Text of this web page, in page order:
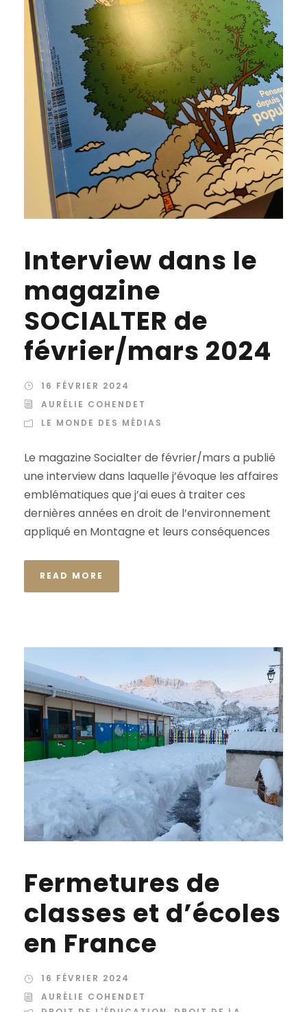
Interview dans le
magazine
SOCIALTER de
février/mars 2024
16 FÉVRIER 2024
AURÉLIE COHENDET
LE MONDE DES MÉDIAS
Le magazine Socialter de février/mars a publié
une interview dans laquelle j’évoque les affaires
emblématiques que j’ai eues à traiter ces
dernières années en droit de l’environnement
appliqué en Montagne et leurs conséquences
READ MORE
Fermetures de
classes et d’écoles
en France
16 FÉVRIER 2024
AURÉLIE COHENDET